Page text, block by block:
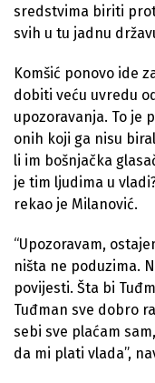
sredstvima biriti
svih u tu jadnu
Komšić ponovo ide
dobiti veću uvredu
upozoravanja. To je
onih koji ga nisu
li im bošnjačka
je tim ljudima u
rekao je Milanović.
“Upozoravam,
ništa ne poduzima.
povijesti. Šta bi
Tuđman sve dobro
sebi sve plaćam
da mi plati vlada”,